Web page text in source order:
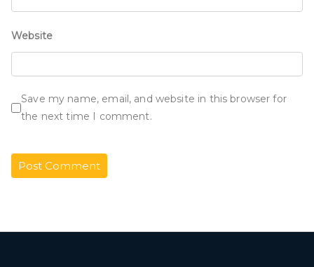
Website
Save my name, email, and website in this browser for
the next time I comment.